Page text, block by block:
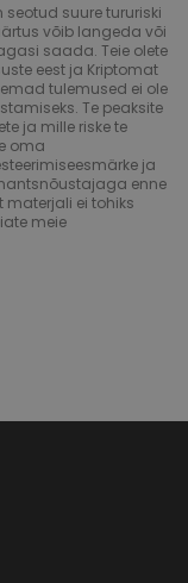
suure tururiski
võib langeda või
saada. Teie olete
eest ja Kriptomat
tulemused ei ole
Te peaksite
ja mille riske te
oma
ja
enne
materjali ei tohiks
meie